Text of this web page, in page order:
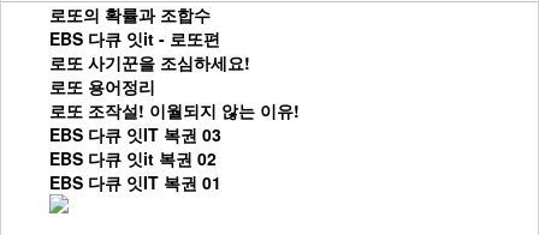
로또의 확률과 조합수
EBS 다큐 잇it - 로또편
로또 사기꾼을 조심하세요!
로또 용어정리
로또 조작설! 이월되지 않는 이유!
EBS 다큐 잇IT 복권 03
EBS 다큐 잇it 복권 02
EBS 다큐 잇IT 복권 01